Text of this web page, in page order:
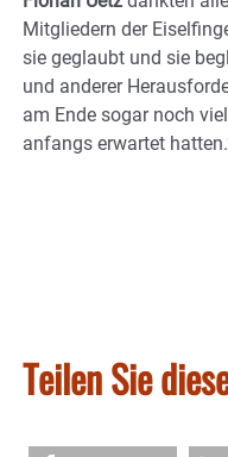
Mitgliedern der
sie geglaubt und sie
und anderer
am Ende sogar noch
anfangs erwartet
Teilen Sie